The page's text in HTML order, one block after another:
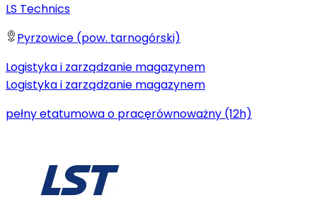
LS Technics
Pyrzowice (pow. tarnogórski)
Logistyka i zarządzanie magazynem
Logistyka i zarządzanie magazynem
pełny etatumowa o pracęrównoważny (12h)